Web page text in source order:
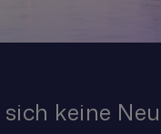
sich keine